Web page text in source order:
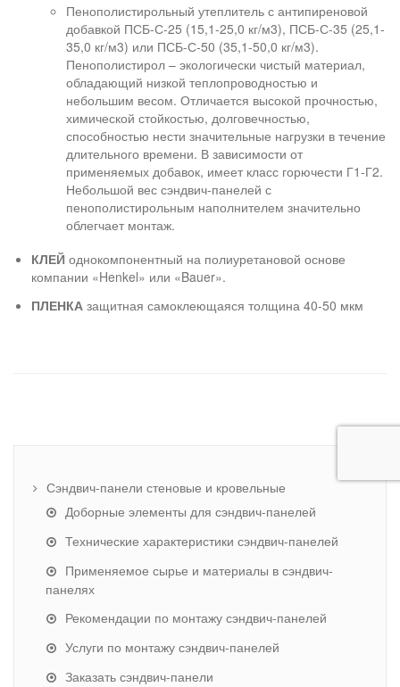
Пенополистирольный утеплитель с антипиреновой
добавкой ПСБ-С-25 (15,1-25,0 кг/м3), ПСБ-С-35 (25,1-
35,0 кг/м3) или ПСБ-С-50 (35,1-50,0 кг/м3).
Пенополистирол – экологически чистый материал,
обладающий низкой теплопроводностью и
небольшим весом. Отличается высокой прочностью,
химической стойкостью, долговечностью,
способностью нести значительные нагрузки в течение
длительного времени. В зависимости от
применяемых добавок, имеет класс горючести Г1-Г2.
Небольшой вес сэндвич-панелей с
пенополистирольным наполнителем значительно
облегчает монтаж.
КЛЕЙ однокомпонентный на полиуретановой основе
компании «Henkel» или «Bauer».
ПЛЕНКА защитная самоклеющаяся толщина 40-50 мкм
Сэндвич-панели стеновые и кровельные
Доборные элементы для сэндвич-панелей
Технические характеристики сэндвич-панелей
Применяемое сырье и материалы в сэндвич-
панелях
Рекомендации по монтажу сэндвич-панелей
Услуги по монтажу сэндвич-панелей
Заказать сэндвич-панели